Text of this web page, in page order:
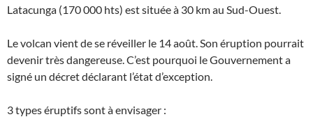
Latacunga (170 000 hts) est située à 30 km au Sud-Ouest.
Le volcan vient de se réveiller le 14 août. Son éruption pourrait
devenir très dangereuse. C’est pourquoi le Gouvernement a
signé un décret déclarant l’état d’exception.
3 types éruptifs sont à envisager :